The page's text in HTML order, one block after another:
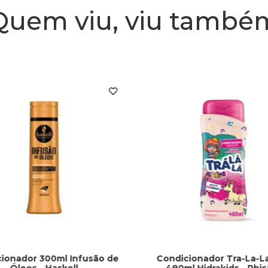
viu, viu
300ml Infusão de
Condicionador Tra-La-